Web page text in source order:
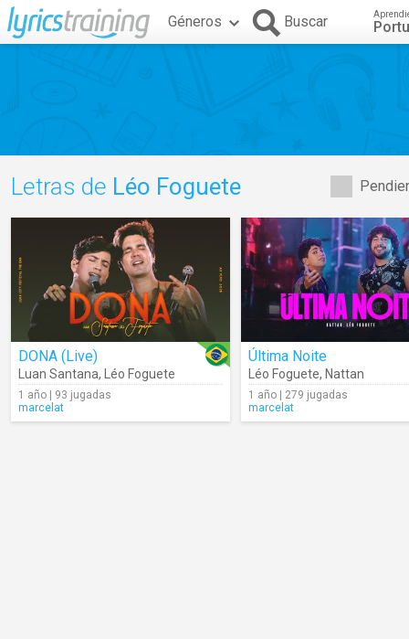
Géneros Buscar
Letras de Léo Foguete
DONA (Live)
Luan Santana, Léo Foguete
1 año | 93 jugadas
marcelat
Última Noite
Léo Foguete, Nattan
1 año | 279 jugadas
marcelat